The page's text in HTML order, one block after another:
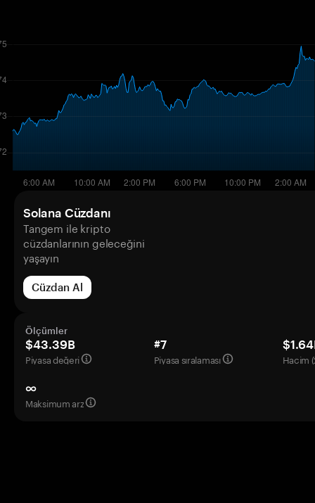
Solana Cüzdanı
Tangem ile kripto
cüzdanlarının geleceğini
yaşayın
Cüzdan Al
Ölçümler
$43.39B
Piyasa değeri
#7
Piyasa sıralaması
Hacim
∞
Maksimum arz